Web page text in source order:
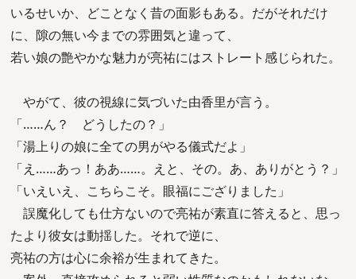
いるせいか、どことなく昔の面影もある。だがそれだけ
に、隙の無い今までの雰囲気と違って、
若い娘の艶やかな魅力が亮祐にはストレート感じられた。
やがて、彼の視線に気づいた由香里が言う。
「……ん？ どうしたの？」
「湯上りの娘に全ての男がやる儀式だよ」
「え……あっ！ああ……。えと、その。あ、ありがとう？」
「いえいえ、こちらこそ。眼福にござりました」
誤魔化しても仕方ないので亮祐が素直に答えると、思っ
たより彼女は動揺した。それで逆に、
亮祐の方は心に余裕が生まれてきた。